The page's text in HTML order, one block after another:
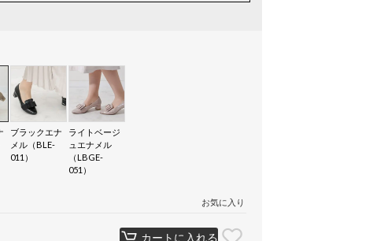
ブラックエナ
メル（BLE-
011）
ライトベージ
ュエナメル
（LBGE-
051）
お気に入り
カートに入れる